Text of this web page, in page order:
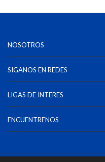
NOSOTROS
SIGANOS EN REDES
LIGAS DE INTERES
ENCUENTRENOS